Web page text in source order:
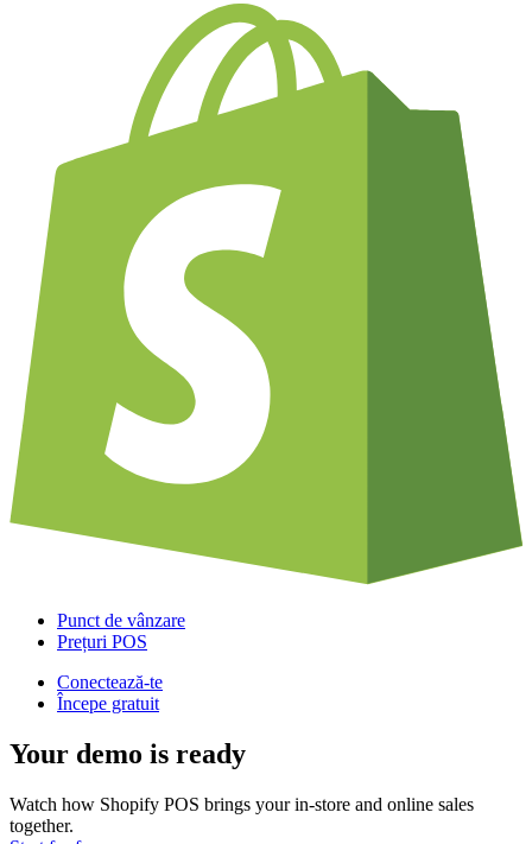
Punct de vânzare
Prețuri POS
Conectează-te
Începe gratuit
Your demo is ready
Watch how Shopify POS brings your in-store and online sales
together.